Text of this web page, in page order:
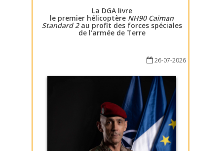
La DGA livre
le premier hélicoptère NH90 Caïman
Standard 2au profit des forces spéciales
de l’armée de Terre
26-07-2026